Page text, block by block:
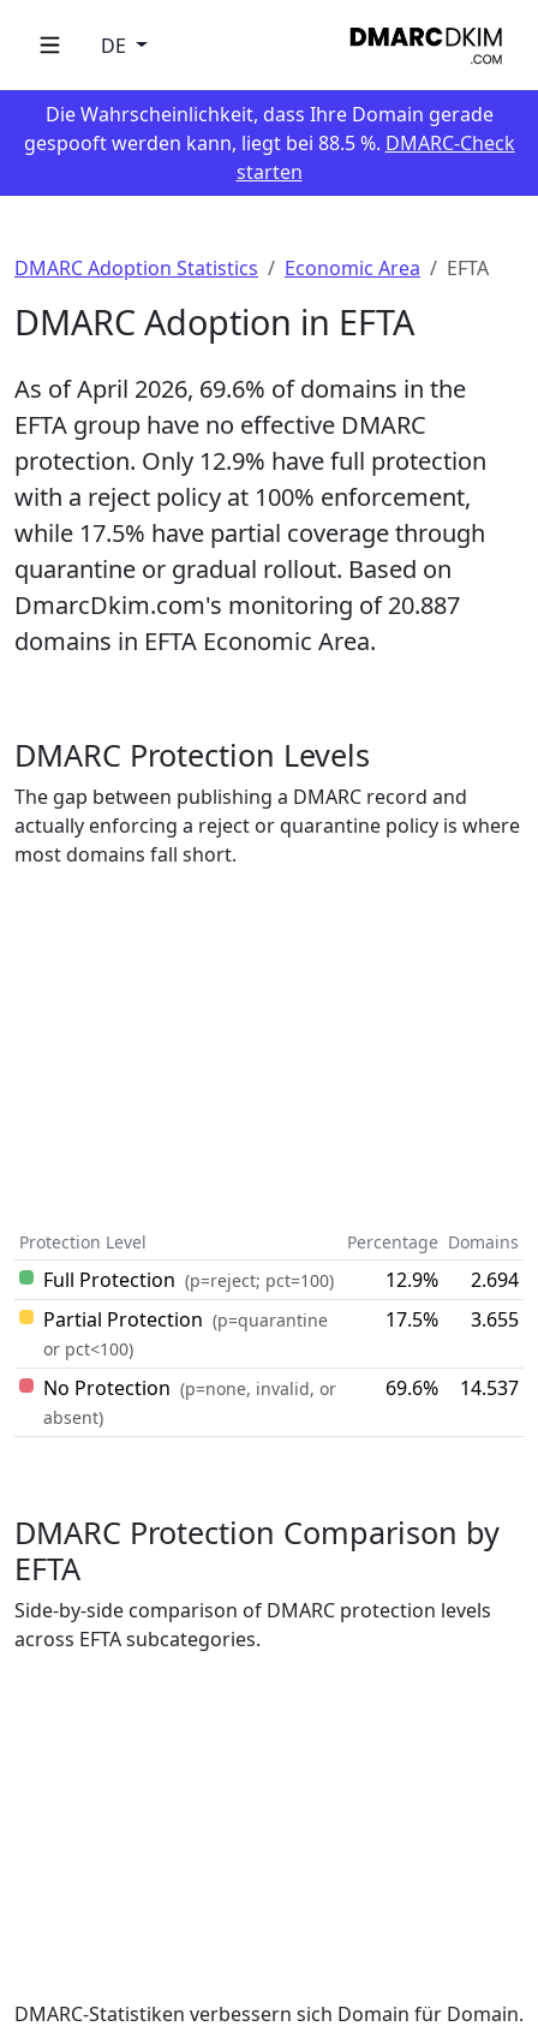
DE
Die Wahrscheinlichkeit, dass Ihre Domain gerade
gespooft werden kann, liegt bei 88.5 %. DMARC-Check
starten
DMARC Adoption Statistics Economic Area EFTA
DMARC Adoption in EFTA
As of April 2026, 69.6% of domains in the
EFTA group have no effective DMARC
protection. Only 12.9% have full protection
with a reject policy at 100% enforcement,
while 17.5% have partial coverage through
quarantine or gradual rollout. Based on
DmarcDkim.com's monitoring of 20.887
domains in EFTA Economic Area.
DMARC Protection Levels
The gap between publishing a DMARC record and
actually enforcing a reject or quarantine policy is where
most domains fall short.
Protection Level Percentage Domains
Full Protection (p=reject; pct=100) 12.9%
2.694
Partial Protection (p=quarantine
or pct<100)
17.5% 3.655
No Protection (p=none, invalid, or
absent)
69.6% 14.537
DMARC Protection Comparison by
EFTA
Side-by-side comparison of DMARC protection levels
across EFTA subcategories.
DMARC-Statistiken verbessern sich Domain für Domain.